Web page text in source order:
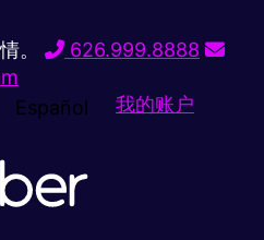
。
626.999.8888
Español
我的账户